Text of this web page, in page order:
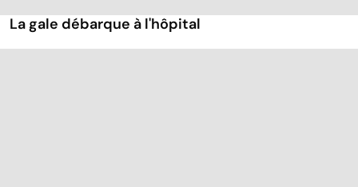
La gale débarque à l'hôpital